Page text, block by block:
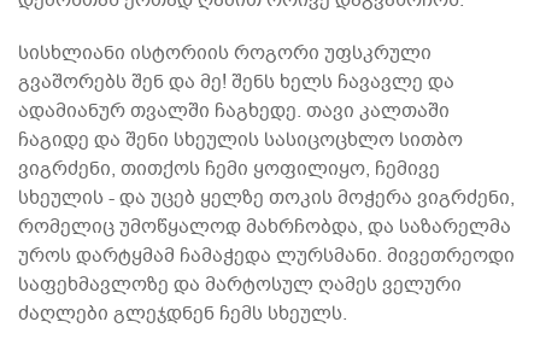
სისხლიანი ისტორიის როგორი უფსკრული
გვაშორებს შენ და მე! შენს ხელს ჩავავლე და
ადამიანურ თვალში ჩაგხედე. თავი კალთაში
ჩაგიდე და შენი სხეულის სასიცოცხლო სითბო
ვიგრძენი, თითქოს ჩემი ყოფილიყო, ჩემივე
სხეულის - და უცებ ყელზე თოკის მოჭერა ვიგრძენი,
რომელიც უმოწყალოდ მახრჩობდა, და საზარელმა
უროს დარტყმამ ჩამაჭედა ლურსმანი. მივეთრეოდი
საფეხმავლოზე და მარტოსულ ღამეს ველური
ძაღლები გლეჯდნენ ჩემს სხეულს.